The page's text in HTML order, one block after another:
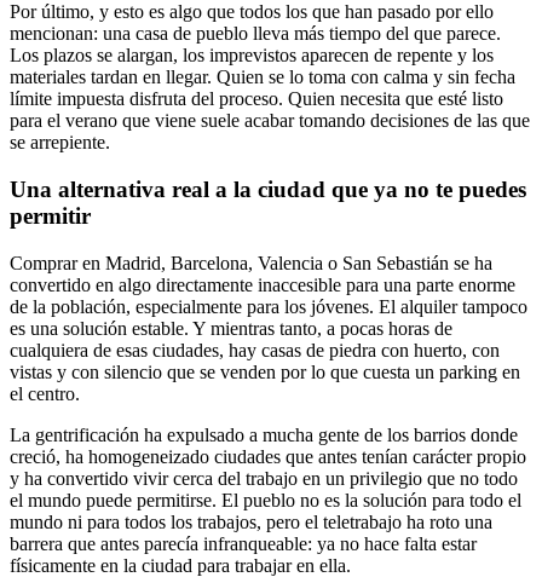
Por último, y esto es algo que todos los que han pasado por ello
mencionan: una casa de pueblo lleva más tiempo del que parece.
Los plazos se alargan, los imprevistos aparecen de repente y los
materiales tardan en llegar. Quien se lo toma con calma y sin fecha
límite impuesta disfruta del proceso. Quien necesita que esté listo
para el verano que viene suele acabar tomando decisiones de las que
se arrepiente.
Una alternativa real a la ciudad que ya no te puedes
permitir
Comprar en Madrid, Barcelona, Valencia o San Sebastián se ha
convertido en algo directamente inaccesible para una parte enorme
de la población, especialmente para los jóvenes. El alquiler tampoco
es una solución estable. Y mientras tanto, a pocas horas de
cualquiera de esas ciudades, hay casas de piedra con huerto, con
vistas y con silencio que se venden por lo que cuesta un parking en
el centro.
La gentrificación ha expulsado a mucha gente de los barrios donde
creció, ha homogeneizado ciudades que antes tenían carácter propio
y ha convertido vivir cerca del trabajo en un privilegio que no todo
el mundo puede permitirse. El pueblo no es la solución para todo el
mundo ni para todos los trabajos, pero el teletrabajo ha roto una
barrera que antes parecía infranqueable: ya no hace falta estar
físicamente en la ciudad para trabajar en ella.